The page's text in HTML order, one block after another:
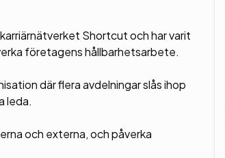
Shortcut och har varit
företagens hållbarhetsarbete.
där flera avdelningar slås ihop
leda.
och externa, och påverka